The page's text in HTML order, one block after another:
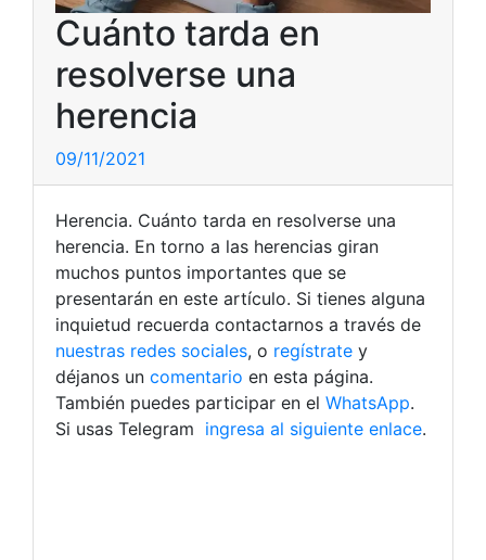
Cuánto tarda en
resolverse una
herencia
09/11/2021
Herencia. Cuánto tarda en resolverse una
herencia. En torno a las herencias giran
muchos puntos importantes que se
presentarán en este artículo. Si tienes alguna
inquietud recuerda contactarnos a través de
nuestras redes sociales, o regístrate y
déjanos un comentario en esta página.
También puedes participar en el WhatsApp.
Si usas Telegram ingresa al siguiente enlace.